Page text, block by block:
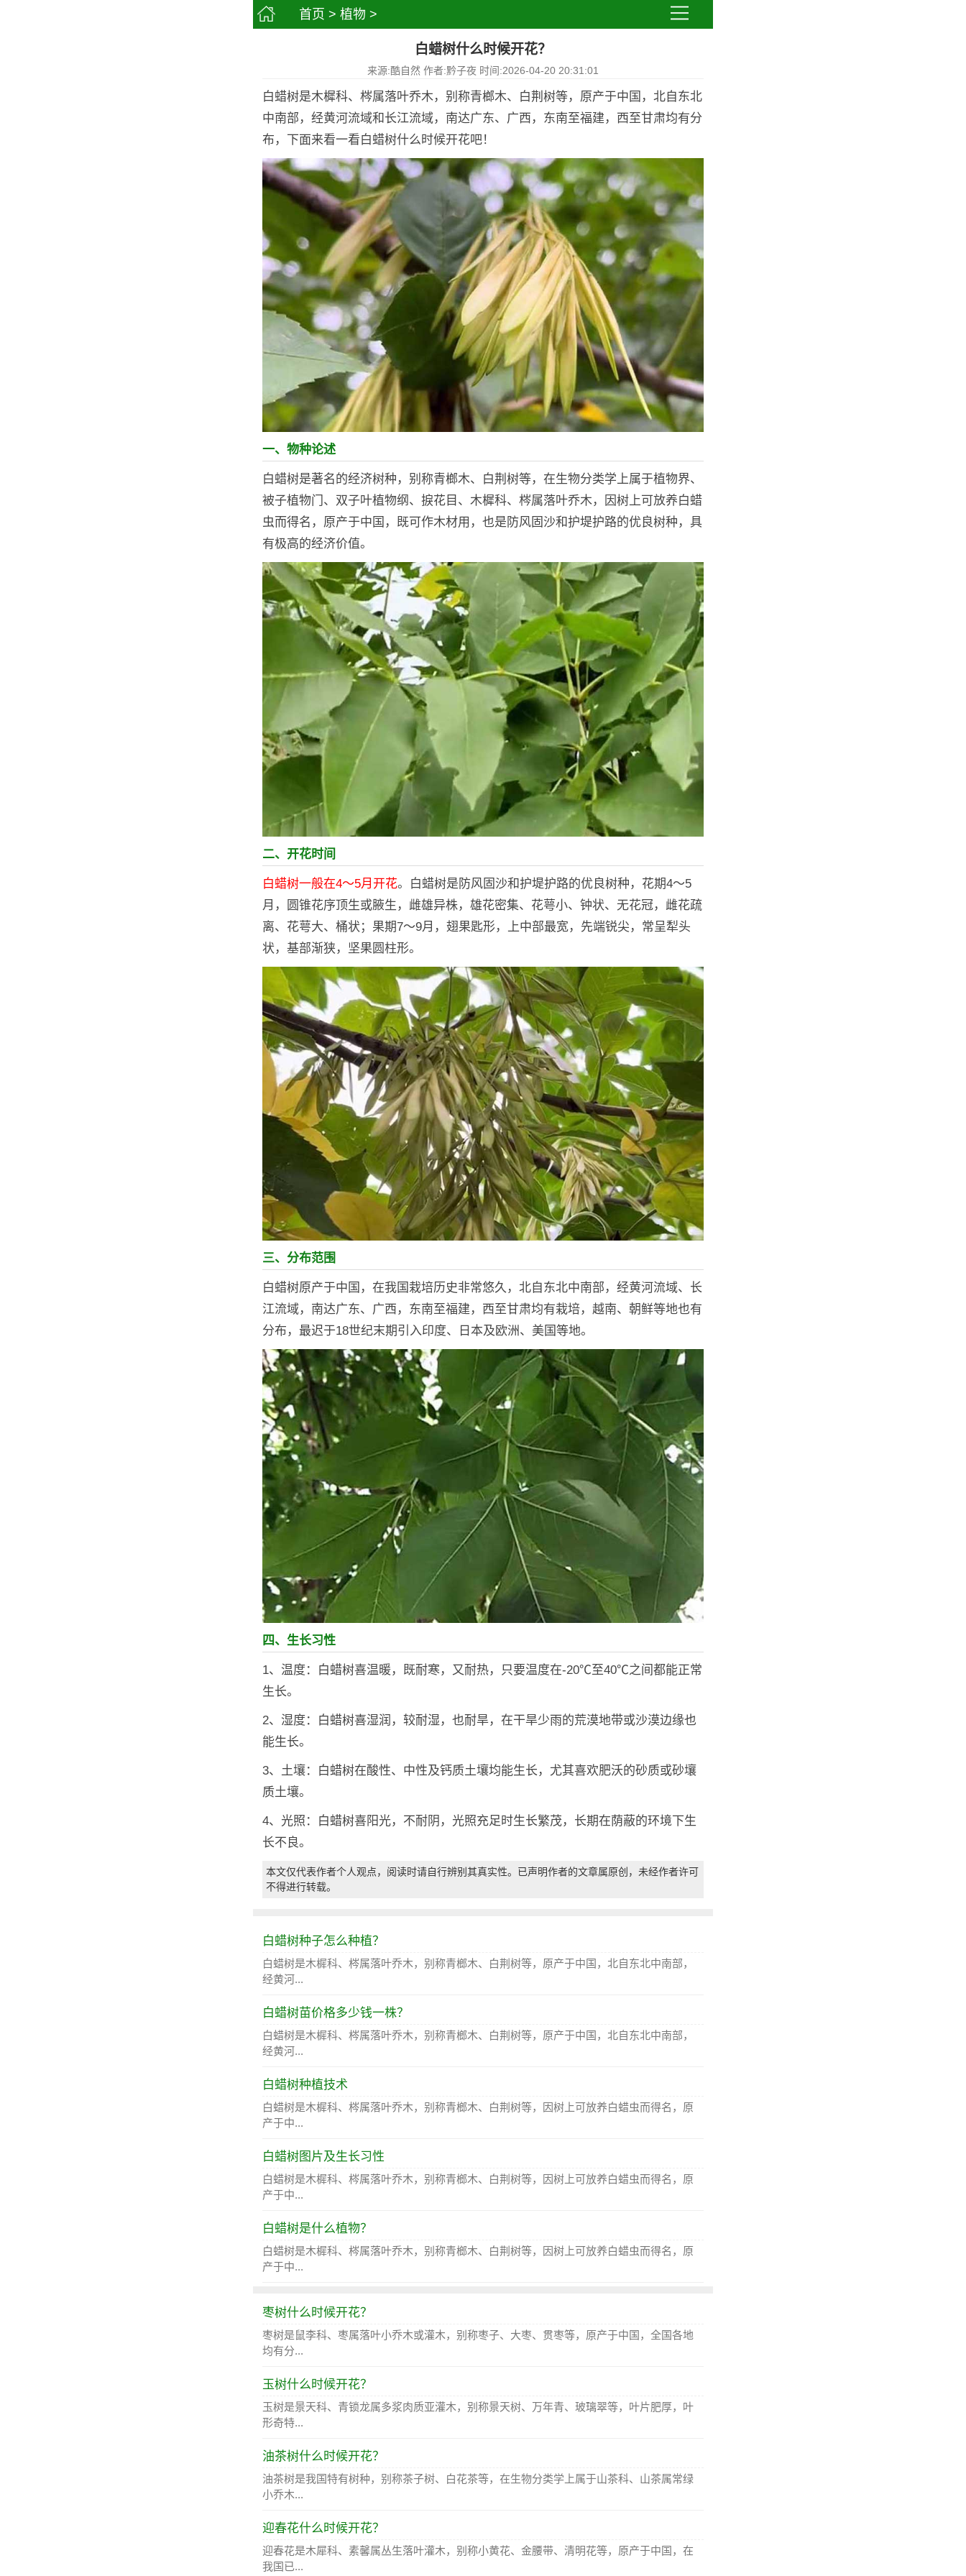
首页 > 植物 >
白蜡树什么时候开花？
来源:酷自然 作者:黔子夜 时间:2026-04-20 20:31:01
白蜡树是木樨科、梣属落叶乔木，别称青榔木、白荆树等，原产于中国，北自东北
中南部，经黄河流域和长江流域，南达广东、广西，东南至福建，西至甘肃均有分
布，下面来看一看白蜡树什么时候开花吧！
一、物种论述
白蜡树是著名的经济树种，别称青榔木、白荆树等，在生物分类学上属于植物界、
被子植物门、双子叶植物纲、捩花目、木樨科、梣属落叶乔木，因树上可放养白蜡
虫而得名，原产于中国，既可作木材用，也是防风固沙和护堤护路的优良树种，具
有极高的经济价值。
二、开花时间
白蜡树一般在4～5月开花。白蜡树是防风固沙和护堤护路的优良树种，花期4～5
月，圆锥花序顶生或腋生，雌雄异株，雄花密集、花萼小、钟状、无花冠，雌花疏
离、花萼大、桶状；果期7～9月，翅果匙形，上中部最宽，先端锐尖，常呈犁头
状，基部渐狭，坚果圆柱形。
三、分布范围
白蜡树原产于中国，在我国栽培历史非常悠久，北自东北中南部，经黄河流域、长
江流域，南达广东、广西，东南至福建，西至甘肃均有栽培，越南、朝鲜等地也有
分布，最迟于18世纪末期引入印度、日本及欧洲、美国等地。
四、生长习性
1、温度：白蜡树喜温暖，既耐寒，又耐热，只要温度在-20℃至40℃之间都能正常
生长。
2、湿度：白蜡树喜湿润，较耐湿，也耐旱，在干旱少雨的荒漠地带或沙漠边缘也
能生长。
3、土壤：白蜡树在酸性、中性及钙质土壤均能生长，尤其喜欢肥沃的砂质或砂壤
质土壤。
4、光照：白蜡树喜阳光，不耐阴，光照充足时生长繁茂，长期在荫蔽的环境下生
长不良。
本文仅代表作者个人观点，阅读时请自行辨别其真实性。已声明作者的文章属原创，未经作者许可
不得进行转载。
白蜡树种子怎么种植？
白蜡树是木樨科、梣属落叶乔木，别称青榔木、白荆树等，原产于中国，北自东北中南部，
经黄河...
白蜡树苗价格多少钱一株？
白蜡树是木樨科、梣属落叶乔木，别称青榔木、白荆树等，原产于中国，北自东北中南部，
经黄河...
白蜡树种植技术
白蜡树是木樨科、梣属落叶乔木，别称青榔木、白荆树等，因树上可放养白蜡虫而得名，原
产于中...
白蜡树图片及生长习性
白蜡树是木樨科、梣属落叶乔木，别称青榔木、白荆树等，因树上可放养白蜡虫而得名，原
产于中...
白蜡树是什么植物？
白蜡树是木樨科、梣属落叶乔木，别称青榔木、白荆树等，因树上可放养白蜡虫而得名，原
产于中...
枣树什么时候开花？
枣树是鼠李科、枣属落叶小乔木或灌木，别称枣子、大枣、贯枣等，原产于中国，全国各地
均有分...
玉树什么时候开花？
玉树是景天科、青锁龙属多浆肉质亚灌木，别称景天树、万年青、玻璃翠等，叶片肥厚，叶
形奇特...
油茶树什么时候开花？
油茶树是我国特有树种，别称茶子树、白花茶等，在生物分类学上属于山茶科、山茶属常绿
小乔木...
迎春花什么时候开花？
迎春花是木犀科、素馨属丛生落叶灌木，别称小黄花、金腰带、清明花等，原产于中国，在
我国已...